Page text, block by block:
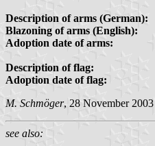
Description of arms (German):
Blazoning of arms (English):
Adoption date of arms:
Description of flag:
Adoption date of flag:
M. Schmöger, 28 November 2003
see also: